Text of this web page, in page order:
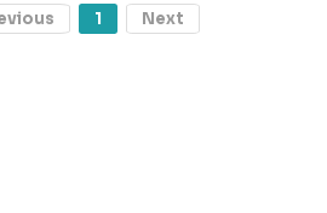
1 Next